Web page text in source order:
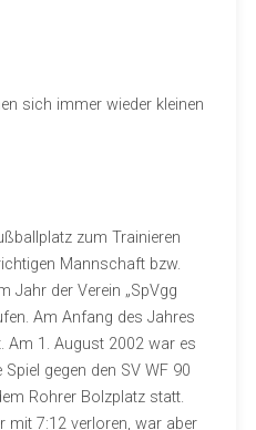
sich immer wieder kleinen
zum Trainieren
Mannschaft bzw.
Jahr der Verein „SpVgg
Am Anfang des Jahres
Am 1. August 2002 war es
gegen den SV WF 90
Rohrer Bolzplatz statt.
mit 7:12 verloren, war aber